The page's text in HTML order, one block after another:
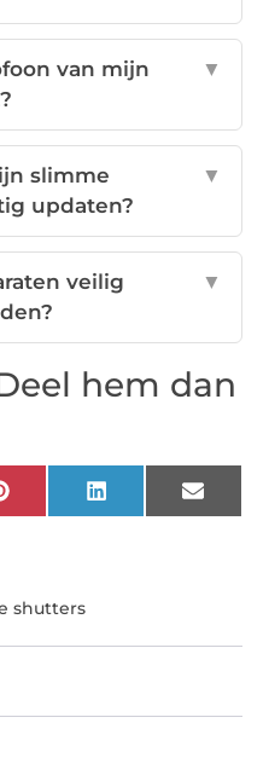
van mijn
▼
slimme
updaten?
▼
veilig
▼
hem dan
PinterestLinkedIn Email
shutters